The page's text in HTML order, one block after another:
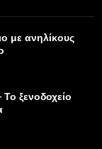
με ανηλίκους
Το ξενοδοχείο